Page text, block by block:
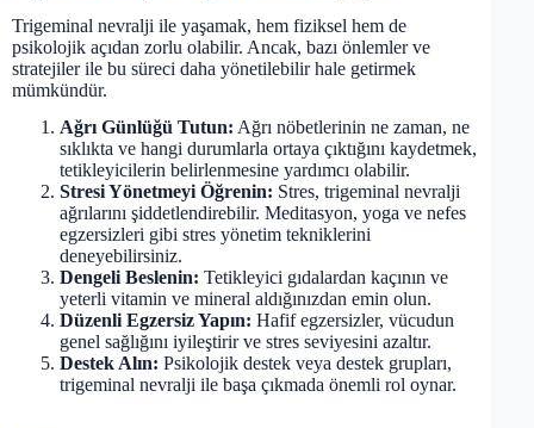
Trigeminal nevralji ile yaşamak, hem fiziksel hem de
psikolojik açıdan zorlu olabilir. Ancak, bazı önlemler ve
stratejiler ile bu süreci daha yönetilebilir hale getirmek
mümkündür.
Ağrı Günlüğü Tutun: Ağrı nöbetlerinin ne zaman, ne
sıklıkta ve hangi durumlarla ortaya çıktığını kaydetmek,
tetikleyicilerin belirlenmesine yardımcı olabilir.
Stresi Yönetmeyi Öğrenin: Stres, trigeminal nevralji
ağrılarını şiddetlendirebilir. Meditasyon, yoga ve nefes
egzersizleri gibi stres yönetim tekniklerini
deneyebilirsiniz.
Dengeli Beslenin: Tetikleyici gıdalardan kaçının ve
yeterli vitamin ve mineral aldığınızdan emin olun.
Düzenli Egzersiz Yapın: Hafif egzersizler, vücudun
genel sağlığını iyileştirir ve stres seviyesini azaltır.
Destek Alın: Psikolojik destek veya destek grupları,
trigeminal nevralji ile başa çıkmada önemli rol oynar.